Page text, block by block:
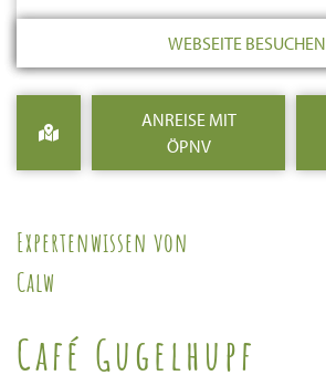
WEBSEITE BESUCHEN
ANREISE MIT
ÖPNV
Expertenwissen von
Calw
Café Gugelhupf